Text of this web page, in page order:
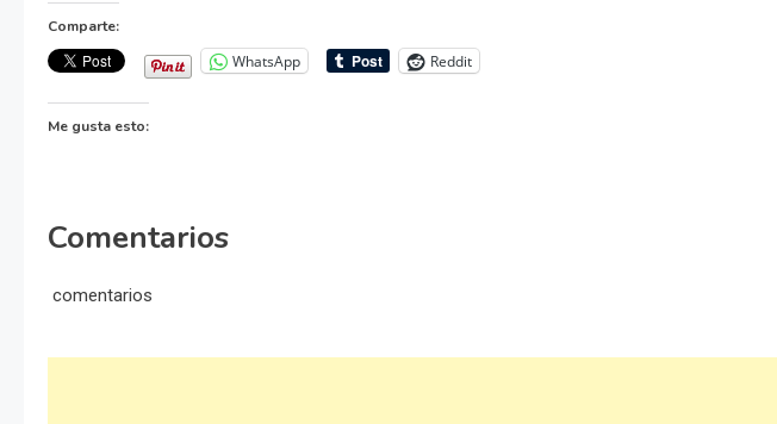
Comparte:
WhatsApp Reddit
Me gusta esto:
Comentarios
comentarios